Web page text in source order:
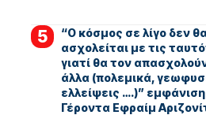
“Ο κόσμος σε λίγο δεν θα
ασχολείται με τις
γιατί θα τον
άλλα (πολεμικά,
ελλείψεις ….)”
Γέροντα Εφραίμ